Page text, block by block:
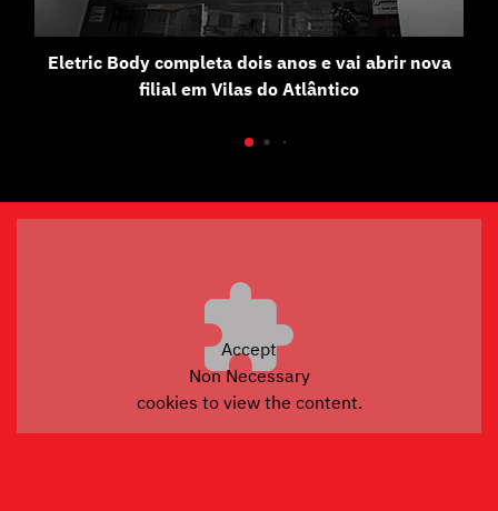
Eletric Body completa dois anos e vai abrir nova
filial em Vilas do Atlântico
Accept
Non Necessary
cookies to view the content.